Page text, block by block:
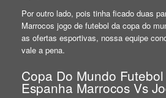
Por outro lado, pois tinha ficado duas
Marrocos jogo de futebol da copa do
as ofertas esportivas, nossa equipe
vale a pena.
Copa Do Mundo
Espanha Marrocos Vs